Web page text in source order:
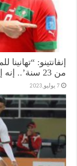
إنفانتينو:
من 23 سنة’.. إنه إنجاز عظيم وجعلتم بلدكم فخورا”
7 يوليو,2023